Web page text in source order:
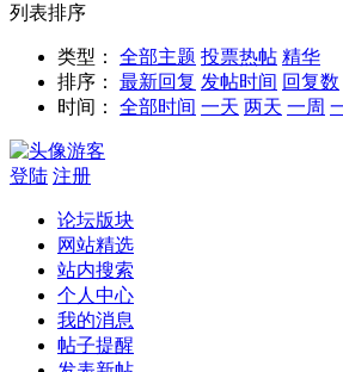
列表排序
类型： 全部主题 投票热帖 精华
排序：
最新回复 发帖时间 回复数
时间：
全部时间 一天 两天 一周
游客
登陆 注册
论坛版块
网站精选
站内搜索
个人中心
我的消息
帖子提醒